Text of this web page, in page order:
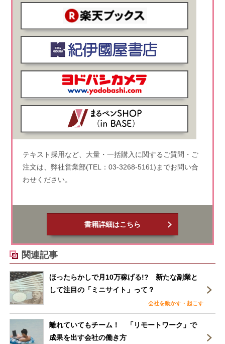
テキスト採用など、大量・一括購入に関するご質問・ご
注文は、弊社営業部(TEL：03-3268-5161)までお問い合
わせください。
書籍詳細はこちら
関連記事
ほったらかしで月10万稼げる!? 新たな副業と
して注目の「ミニサイト」って？
会社を動かす・起こす
離れていてもチーム！ 「リモートワーク」で
成果を出す会社の働き方